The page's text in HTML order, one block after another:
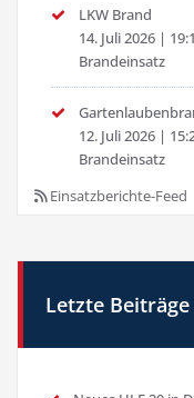
LKW Brand
14. Juli 2026 |
Brandeinsatz
12. Juli 2026 |
Brandeinsatz
Einsatzberichte-Feed
Letzte Beiträge